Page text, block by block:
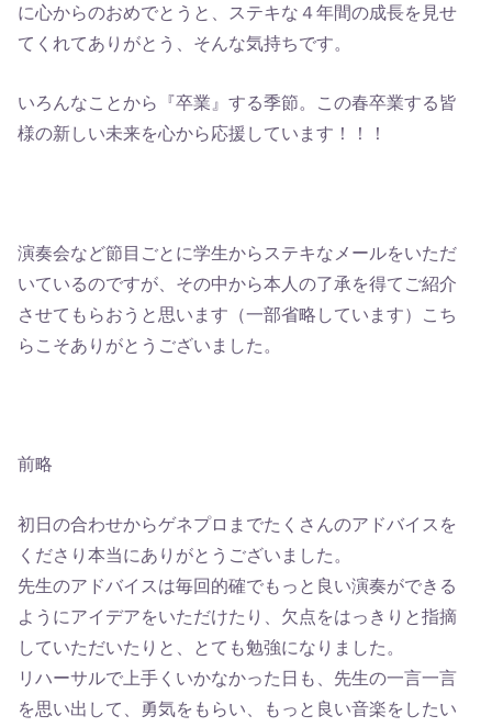
に心からのおめでとうと、ステキな４年間の成長を見せ
てくれてありがとう、そんな気持ちです。
いろんなことから『卒業』する季節。この春卒業する皆
様の新しい未来を心から応援しています！！！
演奏会など節目ごとに学生からステキなメールをいただ
いているのですが、その中から本人の了承を得てご紹介
させてもらおうと思います（一部省略しています）こち
らこそありがとうございました。
前略
初日の合わせからゲネプロまでたくさんのアドバイスを
くださり本当にありがとうございました。
先生のアドバイスは毎回的確でもっと良い演奏ができる
ようにアイデアをいただけたり、欠点をはっきりと指摘
していただいたりと、とても勉強になりました。
リハーサルで上手くいかなかった日も、先生の一言一言
を思い出して、勇気をもらい、もっと良い音楽をしたい